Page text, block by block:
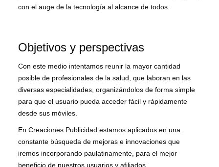
con el auge de la tecnología al alcance de todos.
Objetivos y perspectivas
Con este medio intentamos reunir la mayor cantidad
posible de profesionales de la salud, que laboran en las
diversas especialidades, organizándolos de forma simple
para que el usuario pueda acceder fácil y rápidamente
desde sus móviles.
En Creaciones Publicidad estamos aplicados en una
constante búsqueda de mejoras e innovaciones que
iremos incorporando paulatinamente, para el mejor
beneficio de nuestros usuarios y afiliados.